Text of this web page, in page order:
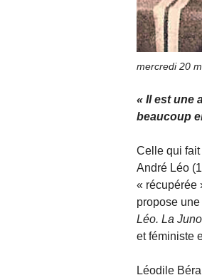
mercredi 20
Il est une
beaucoup
Celle qui fait
André Léo
« récupérée
propose
Léo. La
et féministe
Léodile